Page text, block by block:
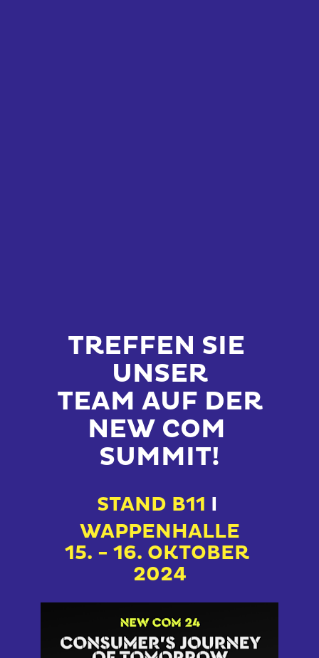
TREFFEN SIE
UNSER
TEAM AUF DER
NEW COM
SUMMIT!
STAND B11 I
WAPPENHALLE
15. - 16. OKTOBER
2024